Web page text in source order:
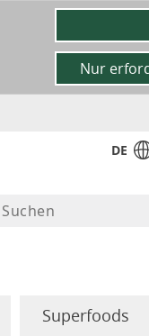
DE
Superfoods
Nur